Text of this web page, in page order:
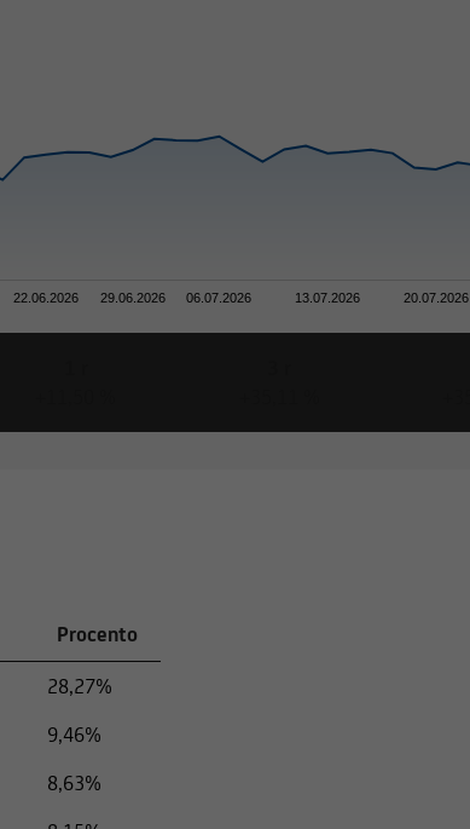
22.06.2026 29.06.2026 06.07.2026 13.07.2026 20.07.2026
Procento
28,27%
9,46%
8,63%